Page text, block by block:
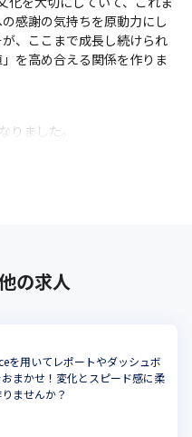
感謝の気持ちを原動力にし
、ここまで成長し続けられ
を高め合える関係を作りま
ました。
していくことが求められま
の求人
を用いてレポートやダッシュボ
まかせ！変化とスピード感に柔
ませんか？